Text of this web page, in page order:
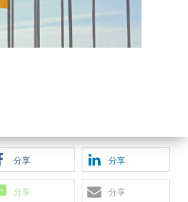
分享 分享
分享 分享